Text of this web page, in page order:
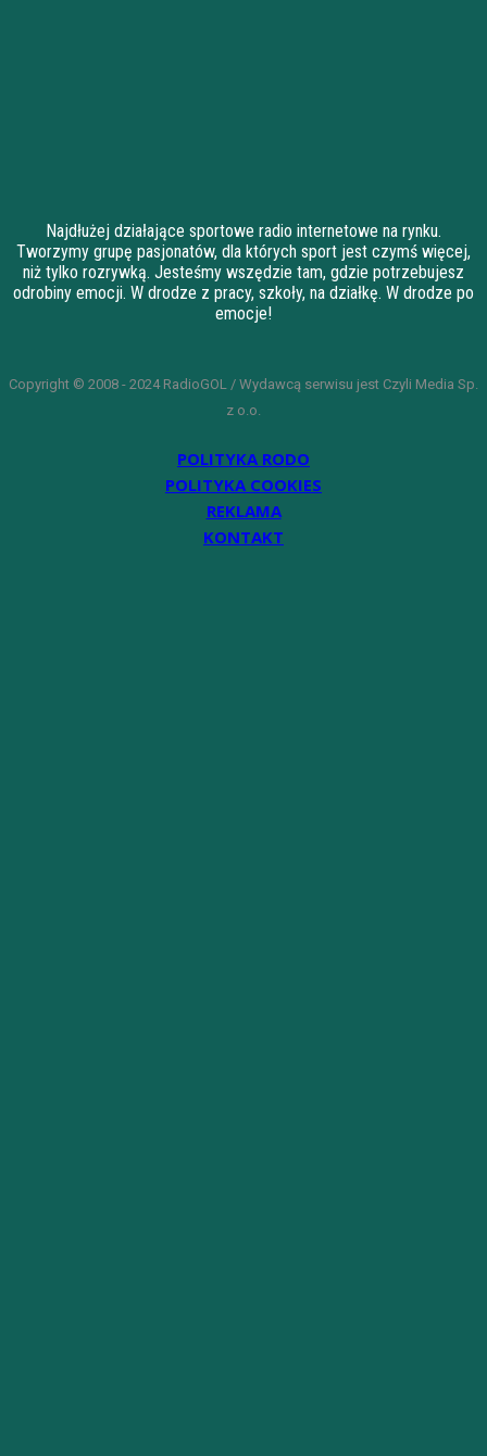
Najdłużej działające sportowe radio internetowe na rynku.
Tworzymy grupę pasjonatów, dla których sport jest czymś więcej,
niż tylko rozrywką. Jesteśmy wszędzie tam, gdzie potrzebujesz
odrobiny emocji. W drodze z pracy, szkoły, na działkę. W drodze po
emocje!
Copyright © 2008 - 2024 RadioGOL / Wydawcą serwisu jest Czyli Media Sp.
z o.o.
POLITYKA RODO
POLITYKA COOKIES
REKLAMA
KONTAKT